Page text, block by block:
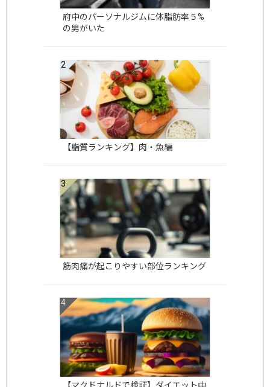
府中のパーソナルジムに体脂肪率５%
の男がいた
【脂質ランキング】肉・魚編
筋肉痛が起こりやすい部位ランキング